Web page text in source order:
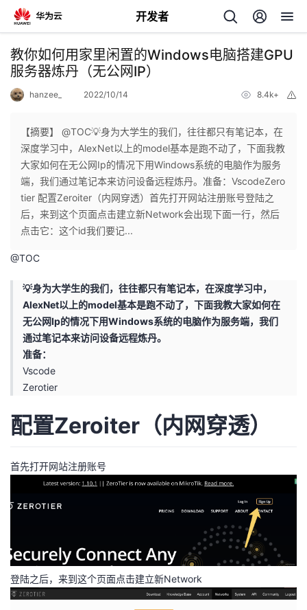
开发者
返
回
个
人
主
页
我
的
开
发
者
我
博
客
的
论
我
的
我
播
活
动
的
关
我
的
我
教你如何用家里闲置的Windows电脑搭建GPU
服务器炼丹（无公网IP）
hanzee_ 2022/10/14 8.4k+
【摘要】 @TOC💡身为大学生的我们，往往都只有笔记本，在
深度学习中，AlexNet以上的model基本是跑不动了，下面我教
大家如何在无公网Ip的情况下用Windows系统的电脑作为服务
端，我们通过笔记本来访问设备远程炼丹。准备：VscodeZero
tier 配置Zeroiter（内网穿透）首先打开网站注册账号登陆之
后，来到这个页面点击建立新Network会出现下面一行，然后
点击它：这个id我们要记...
@TOC
💡身为大学生的我们，往往都只有笔记本，在深度学习中，
AlexNet以上的model基本是跑不动了，下面我教大家如何在
无公网Ip的情况下用Windows系统的电脑作为服务端，我们
通过笔记本来访问设备远程炼丹。
准备：
Vscode
Zerotier
配置Zeroiter（内网穿透）
首先打开网站注册账号
登陆之后，来到这个页面点击建立新Network